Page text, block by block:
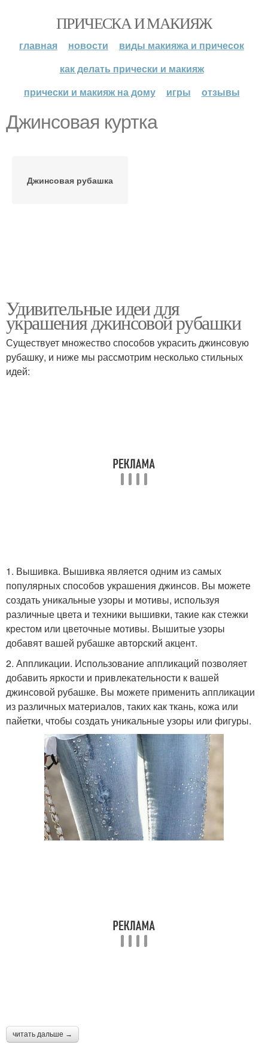
ПРИЧЕСКА И МАКИЯЖ
главная новости
виды макияжа и причесок
как делать прически и макияж
прически и макияж на дому
игры отзывы
Джинсовая куртка
Джинсовая рубашка
Удивительные идеи для
украшения джинсовой рубашки
Существует множество способов украсить джинсовую
рубашку, и ниже мы рассмотрим несколько стильных
идей:
1. Вышивка. Вышивка является одним из самых
популярных способов украшения джинсов. Вы можете
создать уникальные узоры и мотивы, используя
различные цвета и техники вышивки, такие как стежки
крестом или цветочные мотивы. Вышитые узоры
добавят вашей рубашке авторский акцент.
2. Аппликации. Использование аппликаций позволяет
добавить яркости и привлекательности к вашей
джинсовой рубашке. Вы можете применить аппликации
из различных материалов, таких как ткань, кожа или
пайетки, чтобы создать уникальные узоры или фигуры.
читать дальше →